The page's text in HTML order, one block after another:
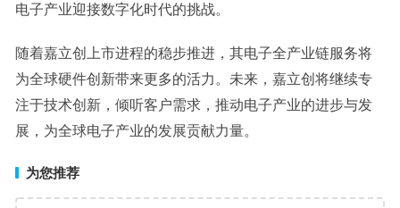
电子产业迎接数字化时代的挑战。
随着嘉立创上市进程的稳步推进，其电子全产业链服务将
为全球硬件创新带来更多的活力。未来，嘉立创将继续专
注于技术创新，倾听客户需求，推动电子产业的进步与发
展，为全球电子产业的发展贡献力量。
为您推荐